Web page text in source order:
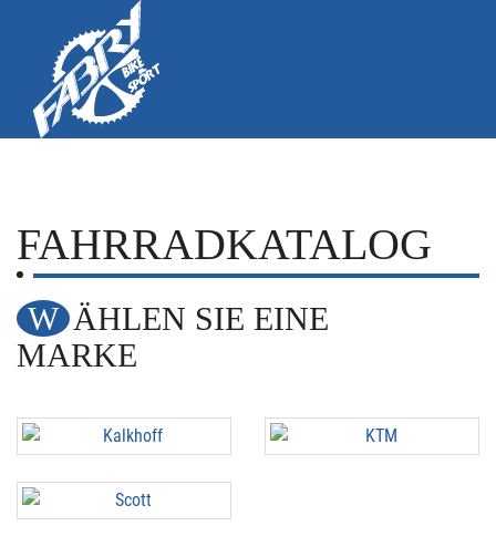
FAHRRADKATALOG
WÄHLEN SIE EINE
MARKE